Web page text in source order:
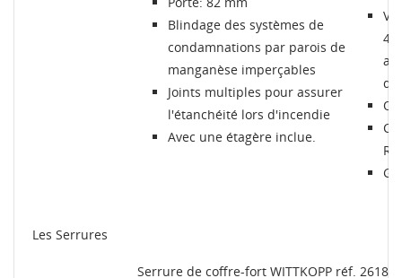
Blindage des systèmes de
condamnations par parois de
manganèse imperçables
Joints multiples pour assurer
l'étanchéité lors d'incendie
Avec une étagère inclue.
4
Les Serrures
Serrure de coffre-fort WITTKOPP réf. 2618